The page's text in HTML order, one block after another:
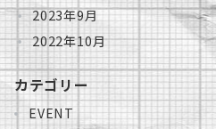
2023年9月
2022年10月
カテゴリー
EVENT